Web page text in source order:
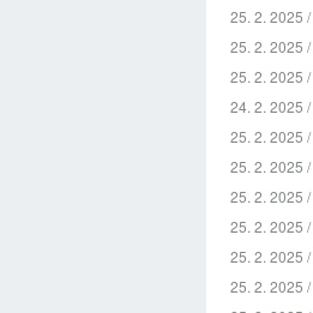
25. 2. 2025 /
25. 2. 2025 /
25. 2. 2025 /
24. 2. 2025 /
25. 2. 2025 /
25. 2. 2025 /
25. 2. 2025 /
25. 2. 2025 /
25. 2. 2025 /
25. 2. 2025 /